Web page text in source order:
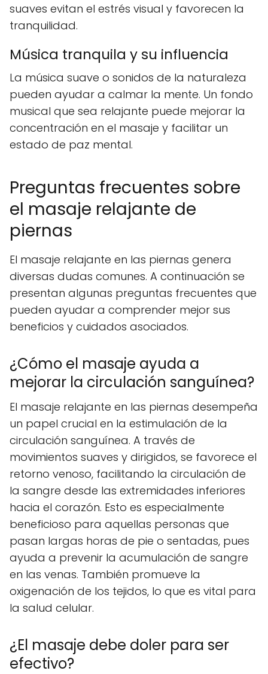
suaves evitan el estrés visual y favorecen la
tranquilidad.
Música tranquila y su influencia
La música suave o sonidos de la naturaleza
pueden ayudar a calmar la mente. Un fondo
musical que sea relajante puede mejorar la
concentración en el masaje y facilitar un
estado de paz mental.
Preguntas frecuentes sobre
el masaje relajante de
piernas
El masaje relajante en las piernas genera
diversas dudas comunes. A continuación se
presentan algunas preguntas frecuentes que
pueden ayudar a comprender mejor sus
beneficios y cuidados asociados.
¿Cómo el masaje ayuda a
mejorar la circulación sanguínea?
El masaje relajante en las piernas desempeña
un papel crucial en la estimulación de la
circulación sanguínea. A través de
movimientos suaves y dirigidos, se favorece el
retorno venoso, facilitando la circulación de
la sangre desde las extremidades inferiores
hacia el corazón. Esto es especialmente
beneficioso para aquellas personas que
pasan largas horas de pie o sentadas, pues
ayuda a prevenir la acumulación de sangre
en las venas. También promueve la
oxigenación de los tejidos, lo que es vital para
la salud celular.
¿El masaje debe doler para ser
efectivo?